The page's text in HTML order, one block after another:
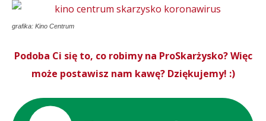
grafika: Kino Centrum
Podoba Ci się to, co robimy na ProSkarżysko? Więc
może postawisz nam kawę? Dziękujemy! :)